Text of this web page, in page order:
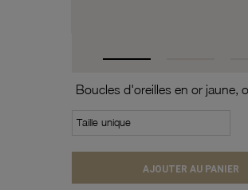
Taille unique
AJOUTER AU PANIER